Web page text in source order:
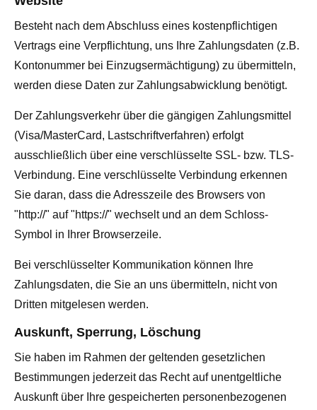
Besteht nach dem Abschluss eines kostenpflichtigen
Vertrags eine Verpflichtung, uns Ihre Zahlungsdaten (z.B.
Kontonummer bei Einzugsermächtigung) zu übermitteln,
werden diese Daten zur Zahlungsabwicklung benötigt.
Der Zahlungsverkehr über die gängigen Zahlungsmittel
(Visa/MasterCard, Lastschriftverfahren) erfolgt
ausschließlich über eine verschlüsselte SSL- bzw. TLS-
Verbindung. Eine verschlüsselte Verbindung erkennen
Sie daran, dass die Adresszeile des Browsers von
"http://" auf "https://" wechselt und an dem Schloss-
Symbol in Ihrer Browserzeile.
Bei verschlüsselter Kommunikation können Ihre
Zahlungsdaten, die Sie an uns übermitteln, nicht von
Dritten mitgelesen werden.
Auskunft, Sperrung, Löschung
Sie haben im Rahmen der geltenden gesetzlichen
Bestimmungen jederzeit das Recht auf unentgeltliche
Auskunft über Ihre gespeicherten personenbezogenen